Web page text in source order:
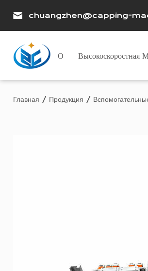
chuangzhen@capping-
О Высокоскоростная
Главная / Продукция /